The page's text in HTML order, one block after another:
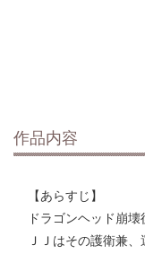
作品内容
【あらすじ】
ドラゴンヘッド崩壊
ＪＪはその護衛兼、